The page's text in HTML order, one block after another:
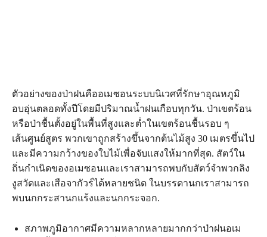
ตัวอย่างของป่าฝนคืออเมซอนระบบนิเวศที่รักษาอุณหภูมิ
อบอุ่นตลอดทั้งปีโดยมีปริมาณน้ำฝนเกือบทุกวัน. ป่าเขตร้อน
หรือป่าชื้นตั้งอยู่ในพื้นที่สูงและต่ำในเขตร้อนชื้นรอบ ๆ
เส้นศูนย์สูตร พวกเขาถูกสร้างขึ้นจากต้นไม้สูง 30 เมตรขึ้นไป
และมีความกว้างของใบไม้เพื่อจับแสงให้มากที่สุด. สัตว์ใน
ถิ่นกำเนิดของอเมซอนและเราสามารถพบกับสัตว์จำพวกลิง
งูสวัดและเสือจากัวร์ได้หลายชนิด ในบรรดานกเราสามารถ
พบนกกระสานกแร้งและนกกระจอก.
สภาพภูมิอากาศมีความหลากหลายมากกว่าป่าฝนอเม